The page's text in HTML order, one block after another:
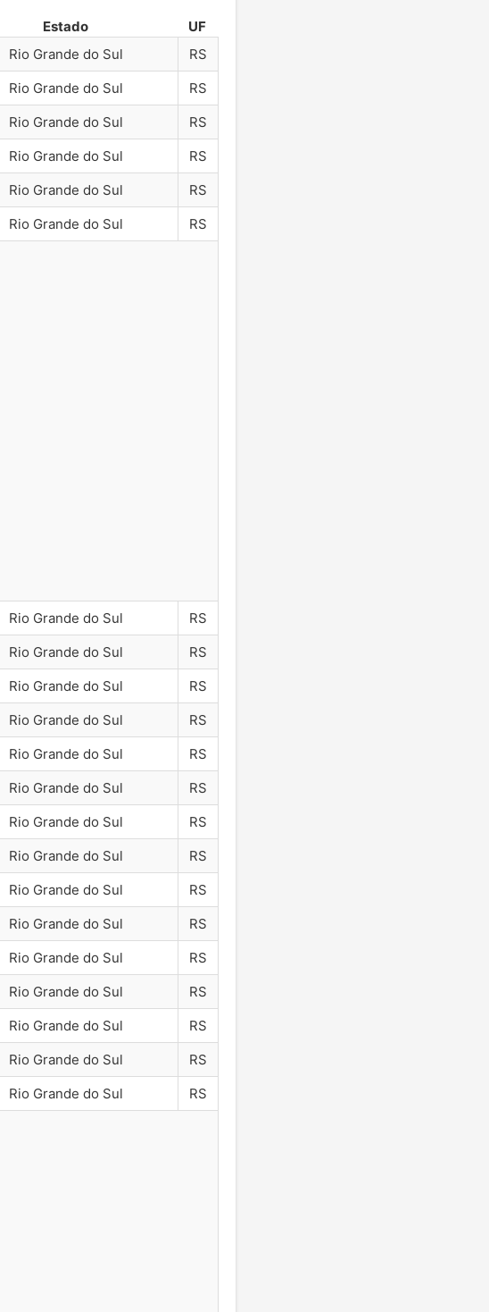
Estado
UF
Rio Grande do Sul
RS
Rio Grande do Sul
RS
Rio Grande do Sul
RS
Rio Grande do Sul
RS
Rio Grande do Sul
RS
Rio Grande do Sul RS
Rio Grande do Sul
RS
Rio Grande do Sul
RS
Rio Grande do Sul
RS
Rio Grande do Sul
RS
Rio Grande do Sul
RS
Rio Grande do Sul
RS
Rio Grande do Sul
RS
Rio Grande do Sul
RS
Rio Grande do Sul
RS
Rio Grande do Sul
RS
Rio Grande do Sul
RS
Rio Grande do Sul
RS
Rio Grande do Sul
RS
Rio Grande do Sul
RS
Rio Grande do Sul RS